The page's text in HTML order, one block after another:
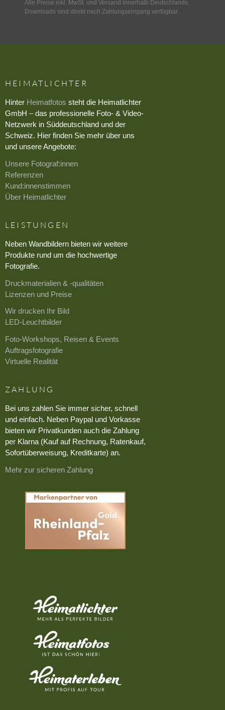
Alle Preise inkl. MwSt. und Versand innerhalb Deutschlands.
Downloads sind direkt nach Zahlungseingang verfügbar.
HEIMATLICHTER
Hinter Heimatfotos steht die Heimatlichter
GmbH – das professionelle Foto- & Video-
Netzwerk in Süddeutschland und der
Schweiz. Hier finden Sie mehr über uns
und unsere Angebote:
Unsere Fotograf:innen
Referenzen
Kund:innenstimmen
Über Heimatlichter
LEISTUNGEN
Neben Wandbildern bieten wir weitere
Produkte rund um die hochwertige
Fotografie.
Druckmaterialien & -qualitäten
Lizenzen und Preise
Wir drucken Ihr Bild
LED-Leuchtbilder
Foto-Workshops, Reisen & Events
Auftragsfotografie
Virtuelle Realität
ZAHLUNG
Bei uns zahlen Sie immer sicher, schnell
und einfach. Neben Paypal und Vorkasse
bieten wir Privatkunden auch die Zahlung
per Klarna (Kauf auf Rechnung, Ratenkauf,
Sofortüberweisung, Kreditkarte) an.
Mehr zur sicheren Zahlung